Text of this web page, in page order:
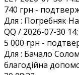
740 грн -
Для : Погребняк
QQ / 2026-07-30
5 000 грн -
Для : Бачало
благодійна